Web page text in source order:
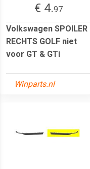
€ 4.97
Volkswagen SPOILER
RECHTS GOLF niet
voor GT & GTi
Winparts.nl